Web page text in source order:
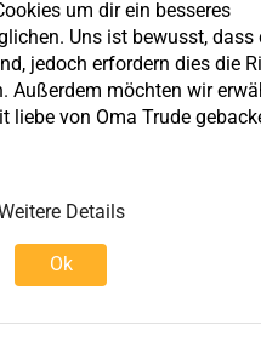
0
Warenkorb Mehr
um dir ein besseres
Uns ist bewusst, dass
jedoch erfordern dies die
Außerdem möchten wir
liebe von Oma Trude
Details
Ok